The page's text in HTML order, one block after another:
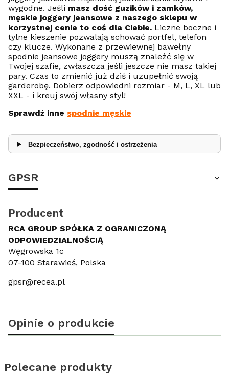
wygodne. Jeśli masz dość guzików i zamków,
męskie joggery jeansowe z naszego sklepu w
korzystnej cenie to coś dla Ciebie. Liczne boczne i
tylne kieszenie pozwalają schować portfel, telefon
czy klucze. Wykonane z przewiewnej bawełny
spodnie jeansowe joggery muszą znaleźć się w
Twojej szafie, zwłaszcza jeśli jeszcze nie masz takiej
pary. Czas to zmienić już dziś i uzupełnić swoją
garderobę. Dobierz odpowiedni rozmiar - M, L, XL lub
XXL - i kreuj swój własny styl!
Sprawdź inne spodnie męskie
Bezpieczeństwo, zgodność i ostrzeżenia
GPSR
Producent
RCA GROUP SPÓŁKA Z OGRANICZONĄ
ODPOWIEDZIALNOŚCIĄ
Węgrowska 1c
07-100 Starawieś, Polska
gpsr@recea.pl
Opinie o produkcie
Polecane produkty